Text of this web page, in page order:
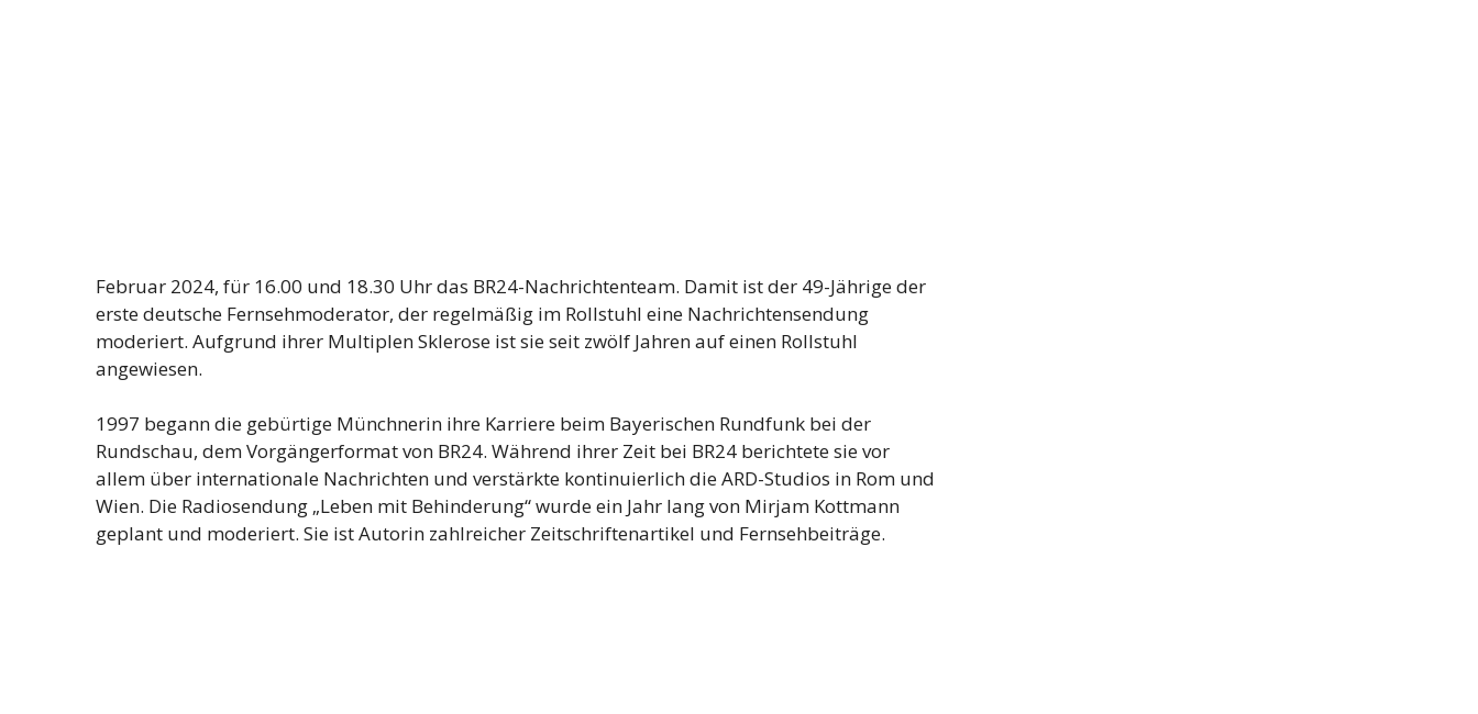
Februar 2024, für 16.00 und 18.30 Uhr das BR24-Nachrichtenteam. Damit ist der 49-Jährige der
erste deutsche Fernsehmoderator, der regelmäßig im Rollstuhl eine Nachrichtensendung
moderiert. Aufgrund ihrer Multiplen Sklerose ist sie seit zwölf Jahren auf einen Rollstuhl
angewiesen.
1997 begann die gebürtige Münchnerin ihre Karriere beim Bayerischen Rundfunk bei der
Rundschau, dem Vorgängerformat von BR24. Während ihrer Zeit bei BR24 berichtete sie vor
allem über internationale Nachrichten und verstärkte kontinuierlich die ARD-Studios in Rom und
Wien. Die Radiosendung „Leben mit Behinderung“ wurde ein Jahr lang von Mirjam Kottmann
geplant und moderiert. Sie ist Autorin zahlreicher Zeitschriftenartikel und Fernsehbeiträge.